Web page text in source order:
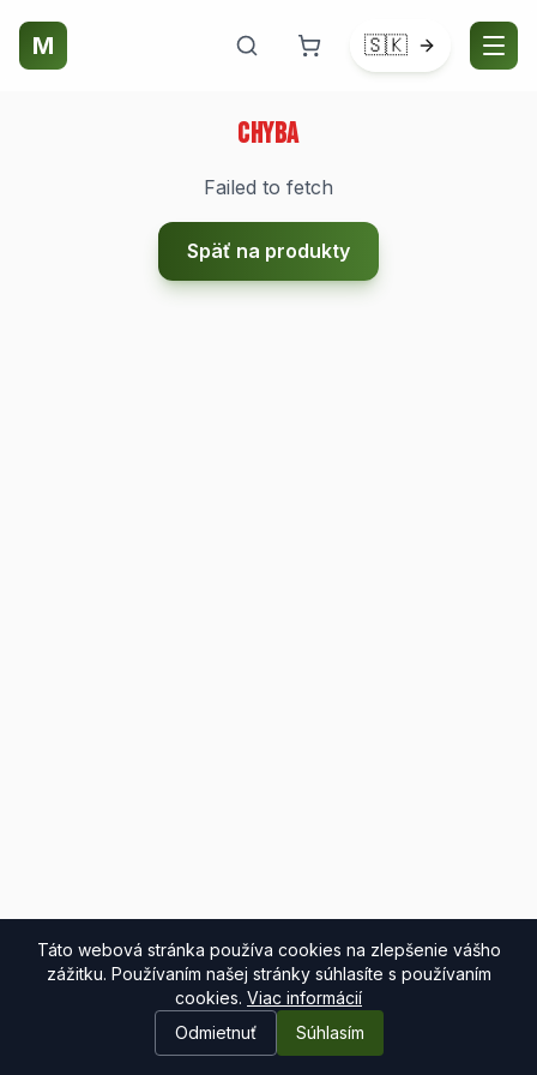
M 🇸🇰
Táto webová stránka používa cookies na zlepšenie vášho
zážitku. Používaním našej stránky súhlasíte s používaním
cookies. Viac informácií
Odmietnuť
Súhlasím
Chyba
Failed to fetch
Späť na produkty